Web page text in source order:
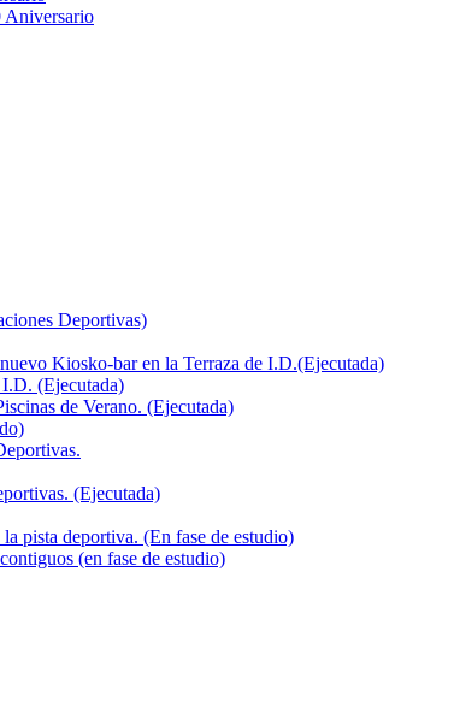
Aniversario
Deportivas)
Kiosko-bar en la Terraza de I.D.(Ejecutada)
I.D. (Ejecutada)
de Verano. (Ejecutada)
(Ejecutada)
pista deportiva. (En fase de estudio)
(en fase de estudio)